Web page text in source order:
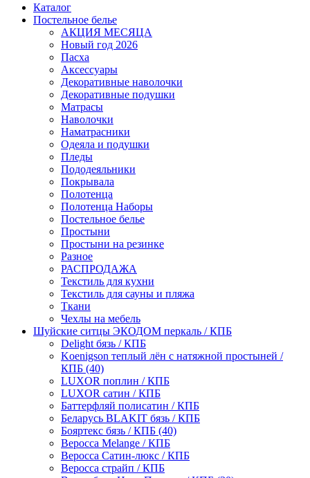
Каталог
Постельное белье
АКЦИЯ МЕСЯЦА
Новый год 2026
Пасха
Аксессуары
Декоративные наволочки
Декоративные подушки
Матрасы
Наволочки
Наматрасники
Одеяла и подушки
Пледы
Пододеяльники
Покрывала
Полотенца
Полотенца Наборы
Постельное белье
Простыни
Простыни на резинке
Разное
РАСПРОДАЖА
Текстиль для кухни
Текстиль для сауны и пляжа
Ткани
Чехлы на мебель
Шуйские ситцы ЭКОДОМ перкаль / КПБ
Delight бязь / КПБ
Koenigson теплый лён с натяжной простыней /
КПБ (40)
LUXOR поплин / КПБ
LUXOR сатин / КПБ
Баттерфляй полисатин / КПБ
Беларусь BLAKIT бязь / КПБ
Бояртекс бязь / КПБ (40)
Веросса Melange / КПБ
Веросса Сатин-люкс / КПБ
Веросса страйп / КПБ